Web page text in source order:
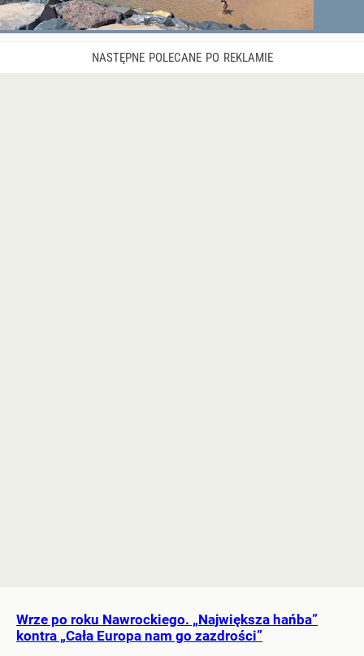
Wrze po roku Nawrockiego. „Największa hańba”
kontra „Cała Europa nam go zazdrości”